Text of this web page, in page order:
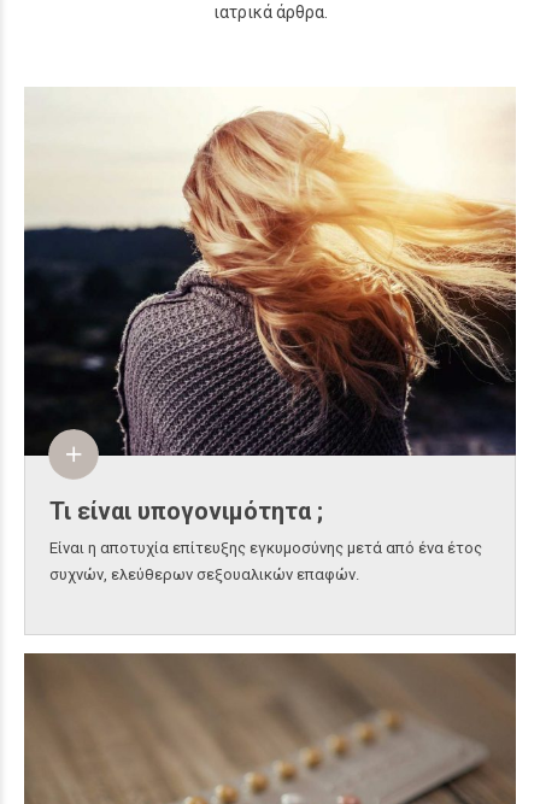
ιατρικά άρθρα.
Τι είναι υπογονιμότητα ;
Είναι η αποτυχία επίτευξης εγκυμοσύνης μετά από ένα έτος
συχνών, ελεύθερων σεξουαλικών επαφών.